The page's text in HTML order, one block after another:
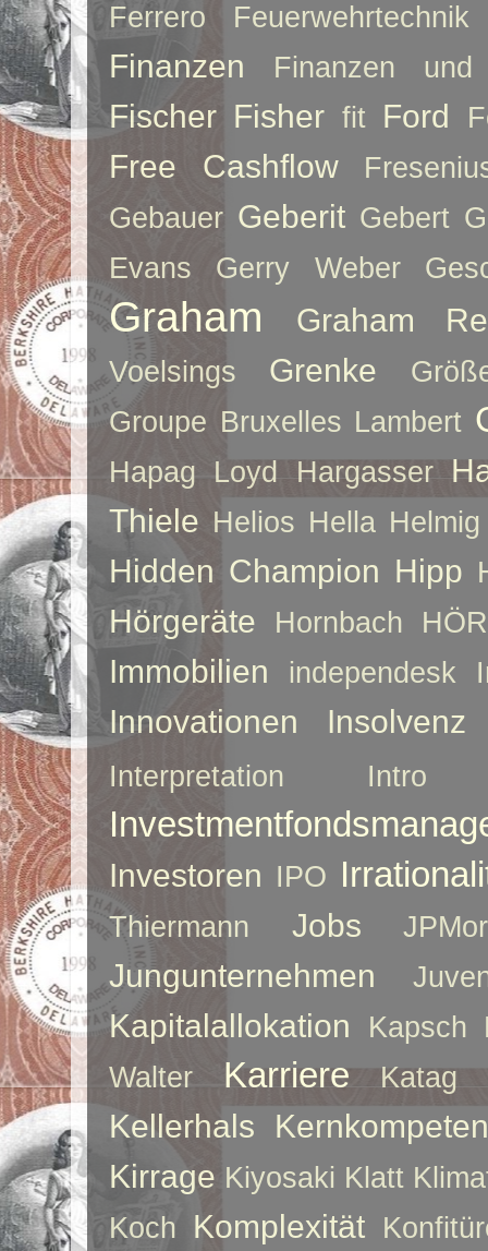
Ferrero Feuerwehrtechnik
Finanzen Finanzen und
Fischer Fisher fit Ford
Free Cashflow
Gebauer Geberit Gebert
Evans
Gerry Weber
Graham Graham
Voelsings Grenke
Groupe Bruxelles Lambert
Hapag Loyd Hargasser
Thiele Helios Hella Helmig
Hidden Champion Hipp
Hörgeräte Hornbach
Immobilien independesk
Innovationen Insolvenz
Interpretation Intro
Investoren IPO
Thiermann Jobs
Jungunternehmen
Kapitalallokation Kapsch
Walter
Karriere Katag
Kellerhals
Kirrage Kiyosaki Klatt
Koch
Komplexität